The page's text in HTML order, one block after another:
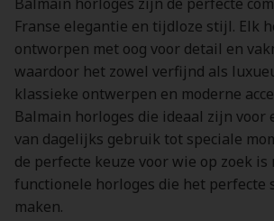
Franse elegantie en tijdloze stijl. Elk
ontworpen met oog voor detail en
waardoor het zowel verfijnd als
klassieke ontwerpen en moderne
Balmain horloges die ideaal zijn voor
van dagelijks gebruik tot speciale
de perfecte keuze voor wie op zoek is
functionele horloges die het perfecte
maken.